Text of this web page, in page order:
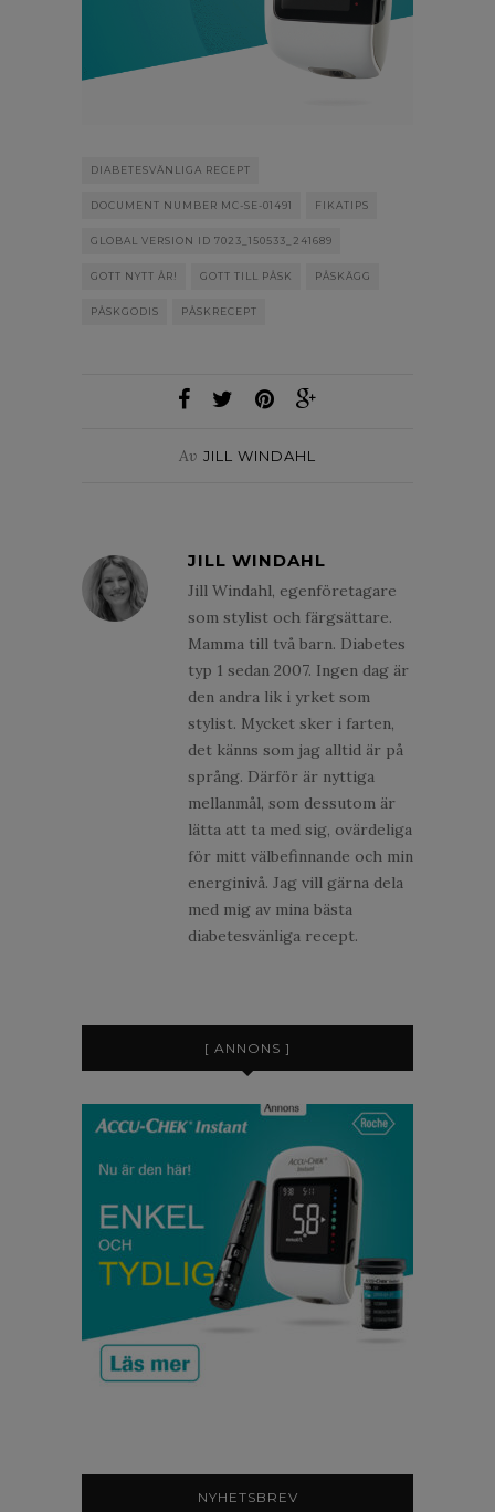
DIABETESVÄNLIGA RECEPT
DOCUMENT NUMBER MC-SE-01491 FIKATIPS
GLOBAL VERSION ID 7023_150533_241689
GOTT NYTT ÅR! GOTT TILL PÅSK PÅSKÄGG
PÅSKGODIS PÅSKRECEPT
Av JILL WINDAHL
JILL WINDAHL
Jill Windahl, egenföretagare
som stylist och färgsättare.
Mamma till två barn. Diabetes
typ 1 sedan 2007. Ingen dag är
den andra lik i yrket som
stylist. Mycket sker i farten,
det känns som jag alltid är på
språng. Därför är nyttiga
mellanmål, som dessutom är
lätta att ta med sig, ovärdeliga
för mitt välbefinnande och min
energinivå. Jag vill gärna dela
med mig av mina bästa
diabetesvänliga recept.
[ ANNONS ]
NYHETSBREV